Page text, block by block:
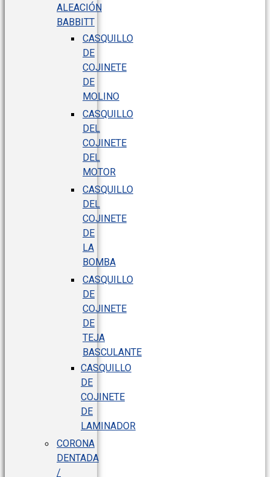
ALEACIÓN
BABBITT
CASQUILLO
DE
COJINETE
DE
MOLINO
CASQUILLO
DEL
COJINETE
DEL
MOTOR
CASQUILLO
DEL
COJINETE
DE
LA
BOMBA
CASQUILLO
DE
COJINETE
DE
TEJA
BASCULANTE
CASQUILLO
DE
COJINETE
DE
LAMINADOR
CORONA
DENTADA
/